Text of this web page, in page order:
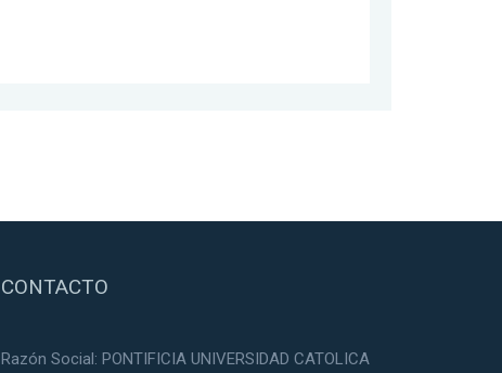
CONTACTO
Razón Social: PONTIFICIA UNIVERSIDAD CATOLICA